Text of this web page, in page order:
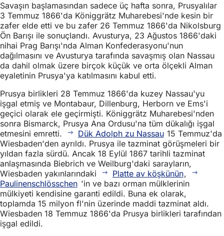
Savaşın başlamasından sadece üç hafta sonra, Prusyalılar
3 Temmuz 1866'da Königgrätz Muharebesi'nde kesin bir
zafer elde etti ve bu zafer 26 Temmuz 1866'da Nikolsburg
Ön Barışı ile sonuçlandı. Avusturya, 23 Ağustos 1866'daki
nihai Prag Barışı'nda Alman Konfederasyonu'nun
dağılmasını ve Avusturya tarafında savaşmış olan Nassau
da dahil olmak üzere birçok küçük ve orta ölçekli Alman
eyaletinin Prusya'ya katılmasını kabul etti.
Prusya birlikleri 28 Temmuz 1866'da kuzey Nassau'yu
işgal etmiş ve Montabaur, Dillenburg, Herborn ve Ems'i
geçici olarak ele geçirmişti. Königgrätz Muharebesi'nden
sonra Bismarck, Prusya Ana Ordusu'na tüm dükalığı işgal
etmesini emretti.
Dük Adolph zu Nassau 15 Temmuz'da
Wiesbaden'den ayrıldı. Prusya ile tazminat görüşmeleri bir
yıldan fazla sürdü. Ancak 18 Eylül 1867 tarihli tazminat
anlaşmasında Biebrich ve Weilburg'daki sarayların,
Wiesbaden yakınlarındaki
Platte av köşkünün,
Paulinenschlösschen 'in ve bazı orman mülklerinin
mülkiyeti kendisine garanti edildi. Buna ek olarak,
toplamda 15 milyon fl'nin üzerinde maddi tazminat aldı.
Wiesbaden 18 Temmuz 1866'da Prusya birlikleri tarafından
işgal edildi.